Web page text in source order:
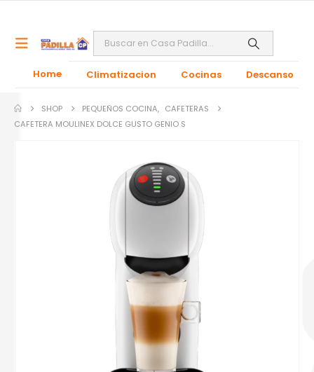
Home Climatizacion Cocinas Descanso
SHOP PEQUEÑOS COCINA, CAFETERAS
CAFETERA MOULINEX DOLCE GUSTO GENIO S